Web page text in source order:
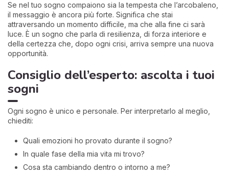
Se nel tuo sogno compaiono sia la tempesta che l’arcobaleno,
il messaggio è ancora più forte. Significa che stai
attraversando un momento difficile, ma che alla fine ci sarà
luce. È un sogno che parla di resilienza, di forza interiore e
della certezza che, dopo ogni crisi, arriva sempre una nuova
opportunità.
Consiglio dell’esperto: ascolta i tuoi
sogni
Ogni sogno è unico e personale. Per interpretarlo al meglio,
chiediti:
Quali emozioni ho provato durante il sogno?
In quale fase della mia vita mi trovo?
Cosa sta cambiando dentro o intorno a me?